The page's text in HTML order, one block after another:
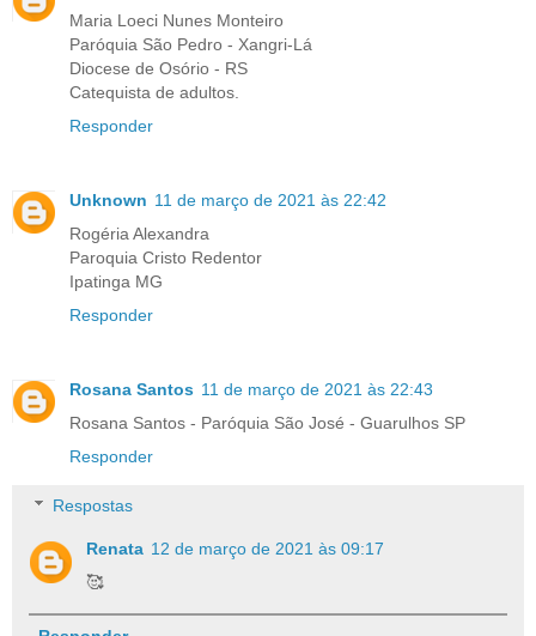
Maria Loeci Nunes Monteiro
Paróquia São Pedro - Xangri-Lá
Diocese de Osório - RS
Catequista de adultos.
Responder
Unknown 11 de março de 2021 às 22:42
Rogéria Alexandra
Paroquia Cristo Redentor
Ipatinga MG
Responder
Rosana Santos 11 de março de 2021 às 22:43
Rosana Santos - Paróquia São José - Guarulhos SP
Responder
Respostas
Renata 12 de março de 2021 às 09:17
🥰